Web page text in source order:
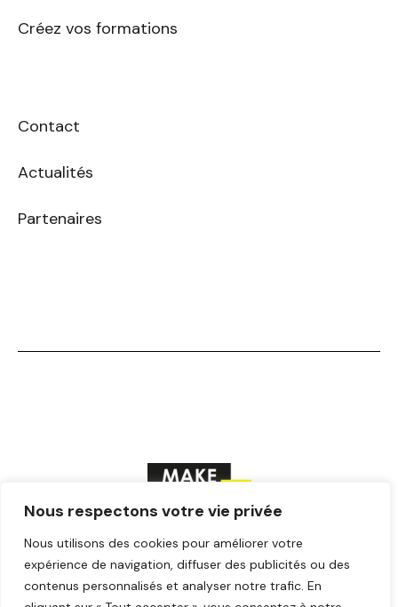
Nous respectons votre vie privée
Nous utilisons des cookies pour améliorer votre
expérience de navigation, diffuser des publicités ou des
contenus personnalisés et analyser notre trafic. En
Créez vos formations
Contact
Actualités
Partenaires
F
a
c
e
T
w
i
t
Y
o
u
t
I
n
s
t
L
i
n
k
© Make ICI – Tous droits réservés